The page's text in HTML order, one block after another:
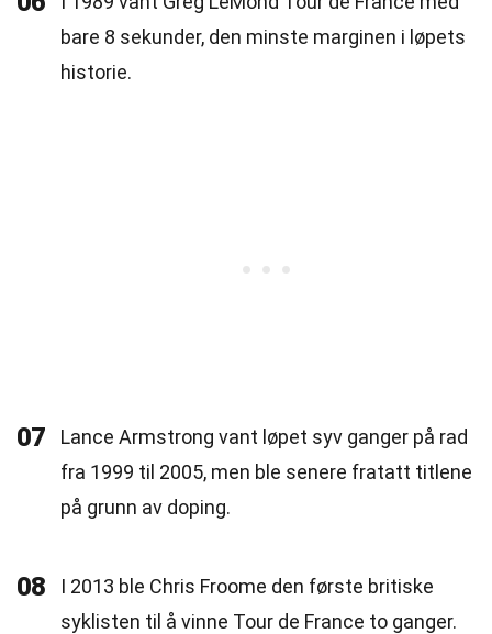
bare 8 sekunder, den minste marginen i løpets
historie.
07
Lance Armstrong vant løpet syv ganger på rad
fra 1999 til 2005, men ble senere fratatt titlene
på grunn av doping.
08
I 2013 ble Chris Froome den første britiske
syklisten til å vinne Tour de France to ganger.